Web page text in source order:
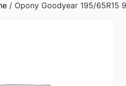
/ Opony Goodyear 195/65R15